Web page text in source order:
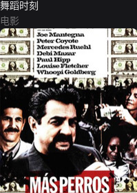
舞蹈时刻
电影